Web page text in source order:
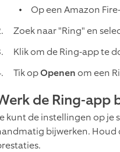
Op een Amazon
Zoek naar "Ring" en
Klik om de Ring-app te
Tik opOpenenom een
de Ring-app
kunt de instellingen op je
bijwerken. Houd